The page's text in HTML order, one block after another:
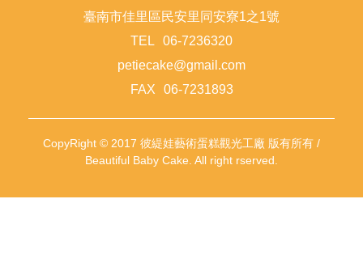
臺南市佳里區民安里同安寮1之1號
TEL
06-7236320
petiecake@gmail.com
FAX
06-7231893
CopyRight © 2017 彼緹娃藝術蛋糕觀光工廠 版有所有 /
Beautiful Baby Cake. All right rserved.